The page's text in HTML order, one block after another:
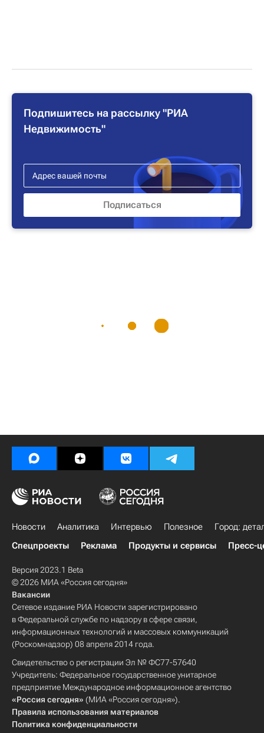
Подпишитесь на рассылку "РИА
Недвижимость"
Новости Аналитика Интервью Полезное
Город:
Спецпроекты
Реклама Продукты и сервисы Пресс-
Версия 2023.1 Beta
© 2026 МИА «Россия сегодня»
Вакансии
Сетевое издание РИА Новости зарегистрировано
в Федеральной службе по надзору в сфере связи,
информационных технологий и массовых коммуникаций
(Роскомнадзор) 08 апреля 2014 года.
Свидетельство о регистрации Эл № ФС77-57640
Учредитель: Федеральное государственное унитарное
предприятие Международное информационное агентство
«Россия сегодня» (МИА «Россия сегодня»).
Правила использования материалов
Политика конфиденциальности